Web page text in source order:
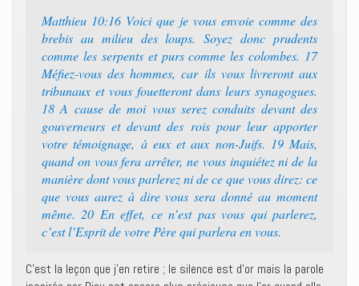
Matthieu 10:16 Voici que je vous envoie comme des
brebis au milieu des loups. Soyez donc prudents
comme les serpents et purs comme les colombes. 17
Méfiez-vous des hommes, car ils vous livreront aux
tribunaux et vous fouetteront dans leurs synagogues.
18 A cause de moi vous serez conduits devant des
gouverneurs et devant des rois pour leur apporter
votre témoignage, à eux et aux non-Juifs. 19 Mais,
quand on vous fera arrêter, ne vous inquiétez ni de la
manière dont vous parlerez ni de ce que vous direz: ce
que vous aurez à dire vous sera donné au moment
même. 20 En effet, ce n’est pas vous qui parlerez,
c’est l’Esprit de votre Père qui parlera en vous.
C’est la leçon que j’en retire ; le silence est d’or mais la parole